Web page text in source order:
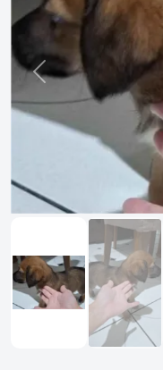
Previous